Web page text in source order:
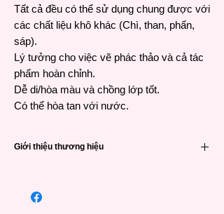
Tất cả đều có thể sử dụng chung được với
các chất liệu khô khác (Chì, than, phấn,
sáp).
Lý tưởng cho việc vẽ phác thảo và cả tác
phấm hoàn chỉnh.
Dễ di/hòa màu và chồng lớp tốt.
Có thể hòa tan với nước.
Giới thiệu thương hiệu
mang đến các sản phẩm chất liệu khô (chì,